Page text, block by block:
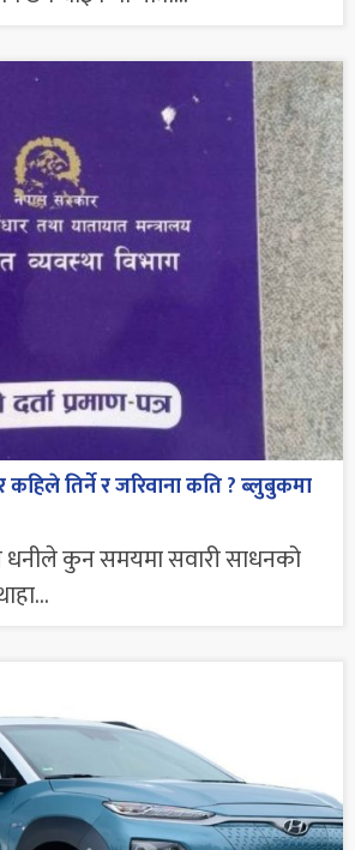
तिर्ने र जरिवाना कति ? ब्लुबुकमा
कुन समयमा सवारी साधनको